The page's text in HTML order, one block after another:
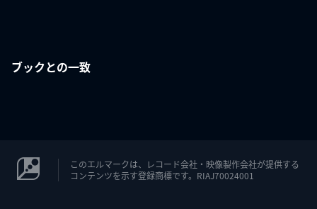
ブックとの一致
このエルマークは、レコード会社・映像製作会社が提供する
コンテンツを示す登録商標です。RIAJ70024001